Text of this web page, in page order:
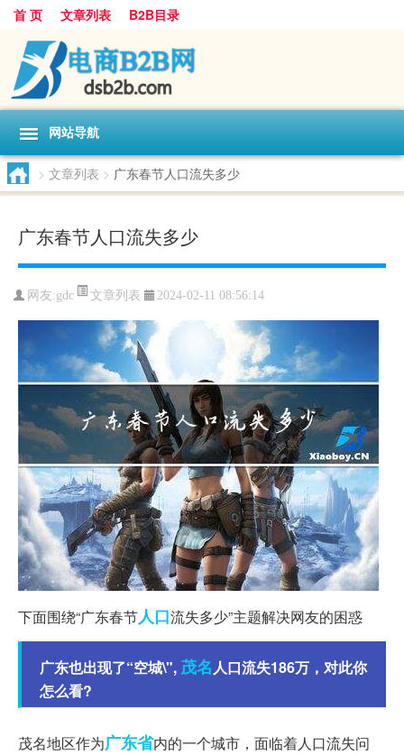
首 页 文章列表 B2B目录
网站导航
> 文章列表 > 广东春节人口流失多少
广东春节人口流失多少
网友:gdc 文章列表 2024-02-11 08:56:14
下面围绕“广东春节人口流失多少”主题解决网友的困惑
广东也出现了“空城\", 茂名 人口流失186万，对此你
怎么看?
茂名地区作为广东省内的一个城市，面临着人口流失问